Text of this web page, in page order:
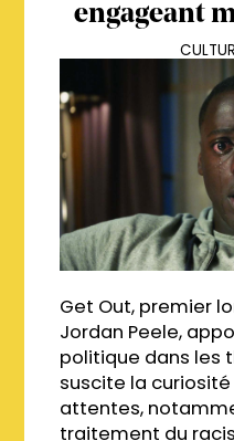
engageant
Get Out, premier
Jordan Peele,
politique dans les
suscite la
attentes,
traitement du